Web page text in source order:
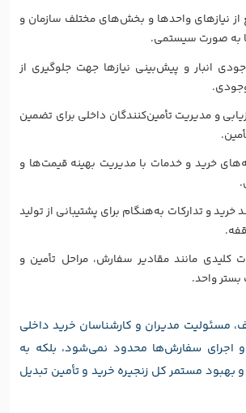
از نیازهای واحدها و بخش‌های مختلف سازمان و
به صورت سیستمی.
انبار و پیش‌بینی نیازها جهت جلوگیری از
و مدیریت تأمین‌کنندگان داخلی برای تضمین
خرید و خدمات با مدیریت بهینه قیمت‌ها و
خرید و تدارکات به‌هنگام برای پشتیبانی از تولید
کلیدی مانند مقادیر سفارش، مراحل تأمین و
واحد.
مسئولیت مدیران و کارشناسان خرید داخلی
اجرای سفارش‌ها محدود نمی‌شود، بلکه به
و بهبود مستمر کل زنجیره خرید و تأمین تبدیل